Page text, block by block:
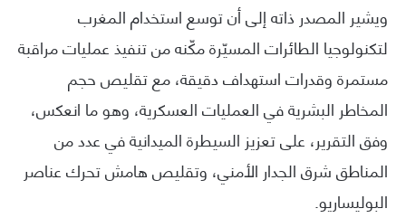
ويشير المصدر ذاته إلى أن توسع استخدام المغرب
لتكنولوجيا الطائرات المسيّرة مكّنه من تنفيذ عمليات مراقبة
مستمرة وقدرات استهداف دقيقة، مع تقليص حجم
المخاطر البشرية في العمليات العسكرية، وهو ما انعكس،
وفق التقرير، على تعزيز السيطرة الميدانية في عدد من
المناطق شرق الجدار الأمني، وتقليص هامش تحرك عناصر
البوليساريو.